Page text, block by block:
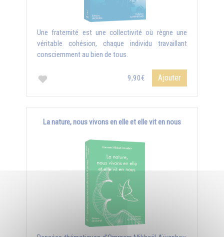
Une fraternité est une collectivité où règne une
véritable cohésion, chaque individu travaillant
consciemment au bien de tous.
9,90€ Ajouter
La nature, nous vivons en elle et elle vit en nous